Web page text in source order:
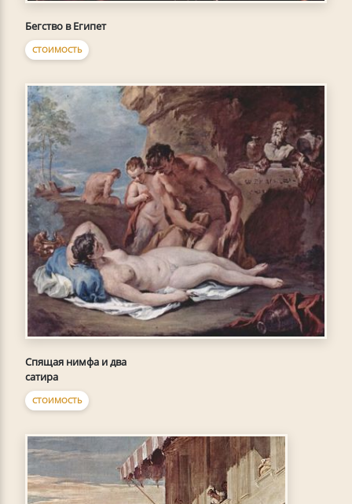
Бегство в Египет
СТОИМОСТЬ
Спящая нимфа и два
сатира
СТОИМОСТЬ